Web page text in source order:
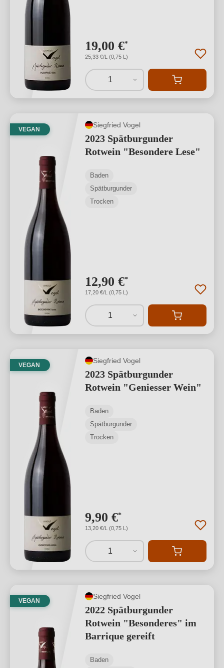
19,00 €*
25,33 €/L (0,75 L)
1
VEGAN
Siegfried Vogel
2023 Spätburgunder
Rotwein "Besondere Lese"
Baden
Spätburgunder
Trocken
12,90 €*
17,20 €/L (0,75 L)
1
VEGAN
Siegfried Vogel
2023 Spätburgunder
Rotwein "Geniesser Wein"
Baden
Spätburgunder
Trocken
9,90 €*
13,20 €/L (0,75 L)
1
VEGAN
Siegfried Vogel
2022 Spätburgunder
Rotwein "Besonderes" im
Barrique gereift
Baden